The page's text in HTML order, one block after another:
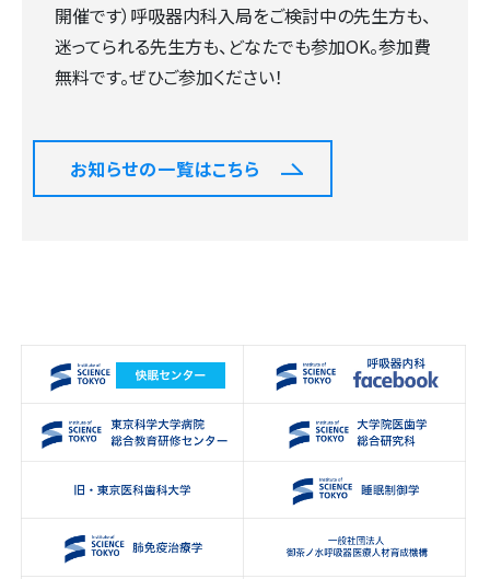
開催です）呼吸器内科入局をご検討中の先生方も、
迷ってられる先生方も、どなたでも参加OK。参加費
無料です。ぜひご参加ください！
お知らせの一覧はこちら